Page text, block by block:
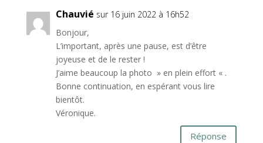
Chauvié sur 16 juin 2022 à 16h52
Bonjour,
L’important, après une pause, est d’être
joyeuse et de le rester !
J’aime beaucoup la photo » en plein effort « .
Bonne continuation, en espérant vous lire
bientôt.
Véronique.
Réponse